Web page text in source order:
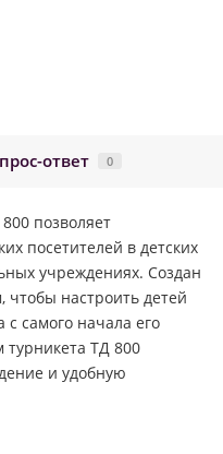
ответ 0
позволяет
посетителей в детских
учреждениях. Создан
настроить детей
самого начала его
ТД 800
и удобную